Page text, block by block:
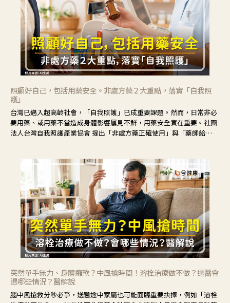
照顧好自己，包括用藥安全。非處方藥２大重點，落實「自我照
護」
台灣已邁入超高齡社會，「自我照護」已成重要課題。然而，日常非必
要用藥、或用藥不當造成身體影響屢見不鮮，用藥安全實在重要。社團
法人台灣自我照護產業協會 提出「非處方藥正確使用」與「藥師給
突然單手無力、身體癱軟？中風搶時間！溶栓治療做不做？送醫會
遇哪些情況？醫解說
腦中風搶救分秒必爭，送醫途中家屬也可能面臨重要抉擇，例如「溶栓